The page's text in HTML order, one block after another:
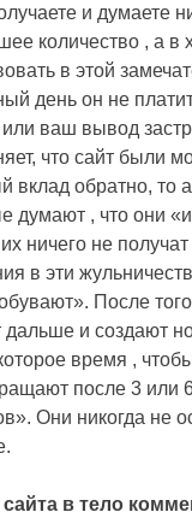
и думаете
количество , а
в этой
день он не
ваш вывод
что сайт были
обратно, то
думают , что они
ничего не
в эти
После
дальше и создают
время ,
после 3 или
Они никогда не
в тело